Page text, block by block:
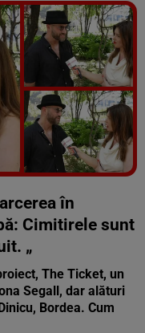
Vezi galeria foto
6 poze
în
Cimitirele sunt
„
The Ticket, un
Segall, dar alături
Bordea. Cum